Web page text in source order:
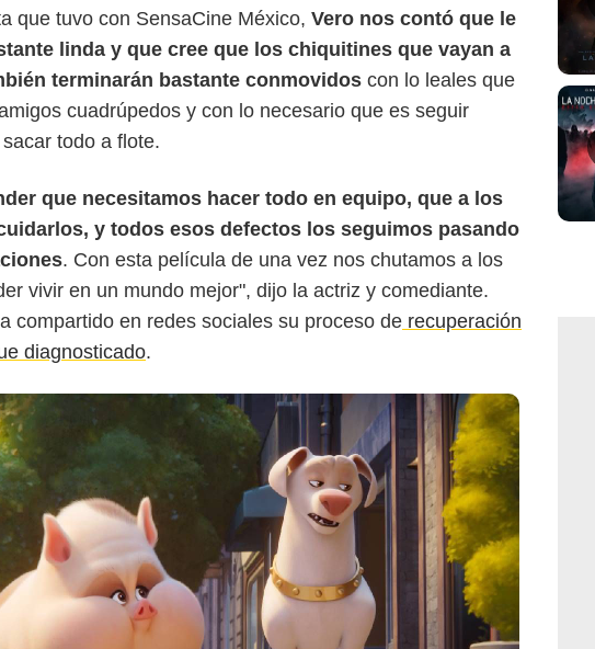
que tuvo con SensaCine México, Vero nos contó que le
linda y que cree que los chiquitines que vayan a
terminarán bastante conmovidos con lo leales que
cuadrúpedos y con lo necesario que es seguir
todo a flote.
que necesitamos hacer todo en equipo, que a los
y todos esos defectos los seguimos pasando
. Con esta película de una vez nos chutamos a los
vivir en un mundo mejor", dijo la actriz y comediante.
compartido en redes sociales su proceso de recuperación
diagnosticado.
Warner Bros Pictures